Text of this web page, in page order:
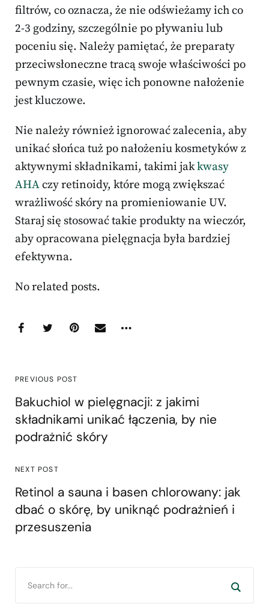
filtrów, co oznacza, że nie odświeżamy ich co
2-3 godziny, szczególnie po pływaniu lub
poceniu się. Należy pamiętać, że preparaty
przeciwsłoneczne tracą swoje właściwości po
pewnym czasie, więc ich ponowne nałożenie
jest kluczowe.
Nie należy również ignorować zalecenia, aby
unikać słońca tuż po nałożeniu kosmetyków z
aktywnymi składnikami, takimi jakkwasy
AHAczy retinoidy, które mogą zwiększać
wrażliwość skóry na promieniowanie UV.
Staraj się stosować takie produkty na wieczór,
aby opracowana pielęgnacja była bardziej
efektywna.
No related posts.
PREVIOUS POST
Bakuchiol w pielęgnacji: z jakimi
składnikami unikać łączenia, by nie
podrażnić skóry
NEXT POST
Retinol a sauna i basen chlorowany: jak
dbać o skórę, by uniknąć podrażnień i
przesuszenia